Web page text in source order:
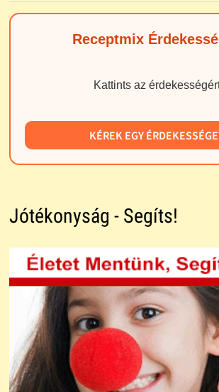
Receptmix
Kattints az
KÉREK EGY
Jótékonyság - Segíts!